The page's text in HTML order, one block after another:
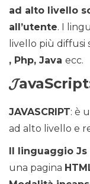
ad alto livello
all’utente. I
livello più diffusi
, Php, Java ecc.
JAVASCRIPT: è
ad alto livello e
Il linguaggio Js
una pagina